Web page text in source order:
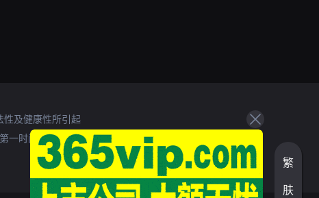
及健康性所引起
一时间处理。
繁
肤